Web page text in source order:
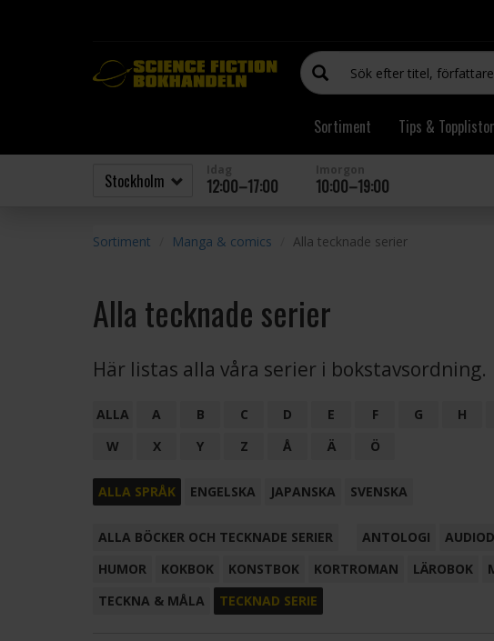
Sortiment Tips & Topplistor
12:00–17:00 10:00–19:00
Sortiment Manga & comics Alla tecknade serier
Alla tecknade serier
Här listas alla våra serier i bokstavsordning.
ALLA A B C D E F G H
W
X Y Z Å Ä Ö
ALLA SPRÅK ENGELSKA JAPANSKA SVENSKA
ALLA BÖCKER OCH TECKNADE SERIER ANTOLOGI
HUMOR
KOKBOK KONSTBOK KORTROMAN LÄROBOK
TECKNA & MÅLA
TECKNAD SERIE